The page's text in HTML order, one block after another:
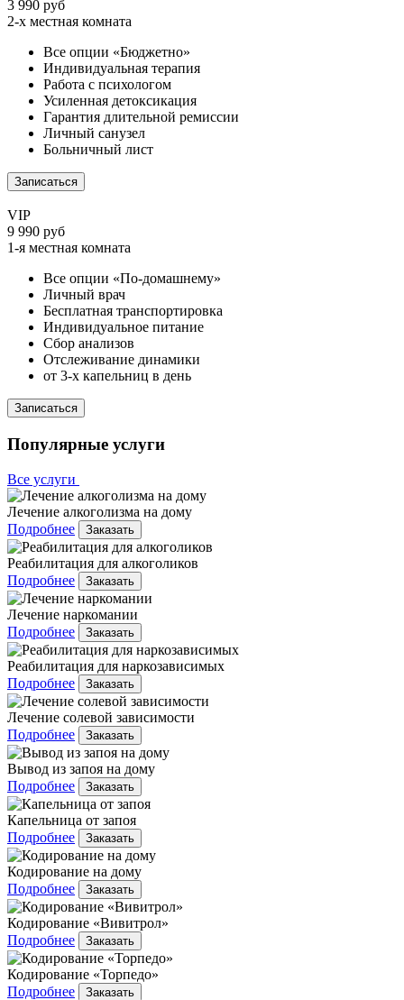
3 990 руб
2-х местная комната
Все опции «Бюджетно»
Индивидуальная терапия
Работа с психологом
Усиленная детоксикация
Гарантия длительной ремиссии
Личный санузел
Больничный лист
Записаться
VIP
9 990 руб
1-я местная комната
Все опции «По-домашнему»
Личный врач
Бесплатная транспортировка
Индивидуальное питание
Сбор анализов
Отслеживание динамики
от 3-х капельниц в день
Записаться
Популярные услуги
Все услуги
Лечение алкоголизма на дому
Подробнее
Заказать
Реабилитация для алкоголиков
Подробнее
Заказать
Лечение наркомании
Подробнее
Заказать
Реабилитация для наркозависимых
Подробнее
Заказать
Лечение солевой зависимости
Подробнее
Заказать
Вывод из запоя на дому
Подробнее
Заказать
Капельница от запоя
Подробнее
Заказать
Кодирование на дому
Подробнее
Заказать
Кодирование «Вивитрол»
Подробнее
Заказать
Кодирование «Торпедо»
Подробнее
Заказать